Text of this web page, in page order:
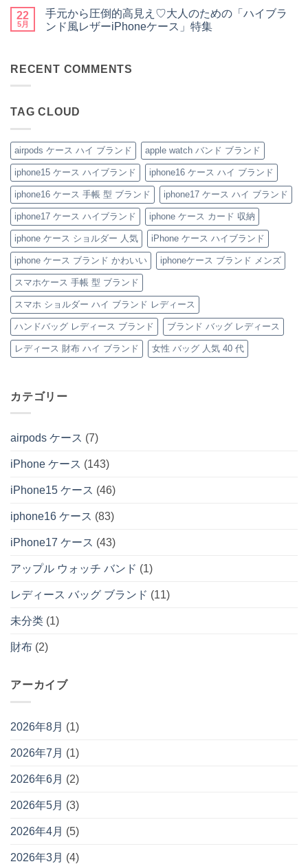
性
抜
群！
ダ
ー
ッ
ハ
イ
ブ
ラ
ン
ド
iPhone
ケ
ー
ス
の
ご
紹
介
へ
の
ル
イ
ヴ
グ
ッ
帳
ー
ス
の
魅
力
を
底
レ
ビ
ュ
ー！
へ
の
フ
ト
に
す
め！
問
さ
れ
る
「ル
イ・
ヴ
ト
ン
iPhone
ケ
ー
ス」
へ
の
あ
り
ま
さ
な
い
を、
美
れ
ド
風
ベ
ル
ト
付
iPhone
ケ
ー
ス
へ
の
ン
ト
は
り
22
5月
手元から圧倒的高見え♡大人のための「ハイブラ
ンド風レザーiPhoneケース」特集
ら
圧
見
人
の
た
め
の
「ハ
ブ
ラ
ン
ド
風
レ
ザ
ー
iPhone
ケ
ー
ス」
特
集
へ
ト
り
RECENT COMMENTS
TAG CLOUD
airpods ケース ハイ ブランド apple watch バンド ブランド
iphone15 ケース ハイブランド iphone16 ケース ハイ ブランド
iphone16 ケース 手帳 型 ブランド iphone17 ケース ハイ ブランド
iphone17 ケース ハイブランド iphone ケース カード 収納
iphone ケース ショルダー 人気 iPhone ケース ハイブランド
iphone ケース ブランド かわいい iphoneケース ブランド メンズ
スマホケース 手帳 型 ブランド
スマホ ショルダー ハイ ブランド レディース
ハンドバッグ レディース ブランド ブランド バッグ レディース
レディース 財布 ハイ ブランド 女性 バッグ 人気 40 代
カテゴリー
airpods ケース (7)
iPhone ケース (143)
iPhone15 ケース (46)
iphone16 ケース (83)
iPhone17 ケース (43)
アップル ウォッチ バンド (1)
レディース バッグ ブランド (11)
未分类 (1)
財布 (2)
アーカイブ
2026年8月 (1)
2026年7月 (1)
2026年6月 (2)
2026年5月 (3)
2026年4月 (5)
2026年3月 (4)